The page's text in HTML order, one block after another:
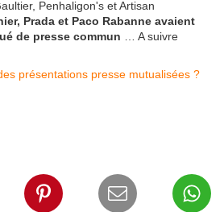
Penhaligon's et Artisan
Prada et Paco Rabanne avaient
de presse commun
… A suivre